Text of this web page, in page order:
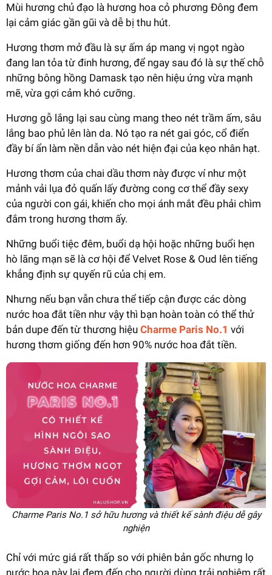
Mùi hương chủ đạo là hương hoa cỏ phương Đông đem
lại cảm giác gần gũi và dễ bị thu hút.
Hương thơm mở đầu là sự ấm áp mang vị ngọt ngào
đang lan tỏa từ đinh hương, để ngay sau đó là sự thế chỗ
những bông hồng Damask tạo nên hiệu ứng vừa mạnh
mẽ, vừa gợi cảm khó cưỡng.
Hương gỗ lắng lại sau cùng mang theo nét trầm ấm, sâu
lắng bao phủ lên làn da. Nó tạo ra nét gai góc, cổ điển
đầy bí ẩn làm nền dẫn vào nét hiện đại của kẹo nhân hạt.
Hương thơm của chai dầu thơm này được ví như một
mảnh vải lụa đỏ quấn lấy đường cong cơ thể đầy sexy
của người con gái, khiến cho mọi ánh mắt đều phải chìm
đắm trong hương thơm ấy.
Những buổi tiệc đêm, buổi dạ hội hoặc những buổi hẹn
hò lãng mạn sẽ là cơ hội để Velvet Rose & Oud lên tiếng
khẳng định sự quyến rũ của chị em.
Nhưng nếu bạn vẫn chưa thể tiếp cận được các dòng
nước hoa đắt tiền như vậy thì bạn hoàn toàn có thể thử
bản dupe đến từ thương hiệu Charme Paris No.1 với
hương thơm giống đến hơn 90% nước hoa đắt tiền.
Charme Paris No.1 sở hữu hương và thiết kế sành điệu dễ gây
nghiện
Chỉ với mức giá rất thấp so với phiên bản gốc nhưng lọ
nước hoa này lại đem đến cho người dùng trải nghiệm rất